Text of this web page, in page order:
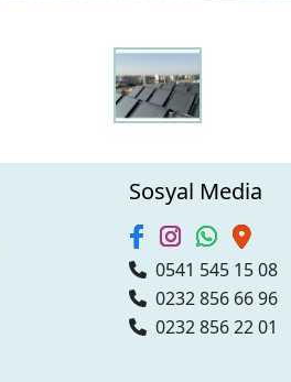
Sosyal Media
0541 545 15 08
0232 856 66 96
0232 856 22 01